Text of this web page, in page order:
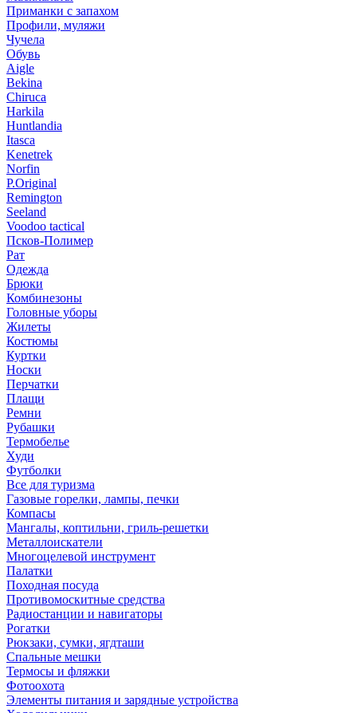
Приманки с запахом
Профили, муляжи
Чучела
Обувь
Aigle
Bekina
Chiruсa
Harkila
Huntlandia
Itasca
Kenetrek
Norfin
P.Original
Remington
Seeland
Voodoo tactical
Псков-Полимер
Рат
Одежда
Брюки
Комбинезоны
Головные уборы
Жилеты
Костюмы
Куртки
Носки
Перчатки
Плащи
Ремни
Рубашки
Термобелье
Худи
Футболки
Все для туризма
Газовые горелки, лампы, печки
Компасы
Мангалы, коптильни, гриль-решетки
Металлоискатели
Многоцелевой инструмент
Палатки
Походная посуда
Противомоскитные средства
Радиостанции и навигаторы
Рогатки
Рюкзаки, сумки, ягдташи
Спальные мешки
Термосы и фляжки
Фотоохота
Элементы питания и зарядные устройства